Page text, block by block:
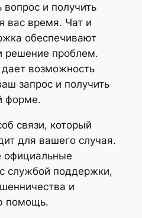
вопрос и получить
вас время. Чат и
обеспечивают
решение проблем.
возможность
запрос и получить
форме.
связи, который
для вашего случая.
официальные
службой поддержки,
и
помощь.